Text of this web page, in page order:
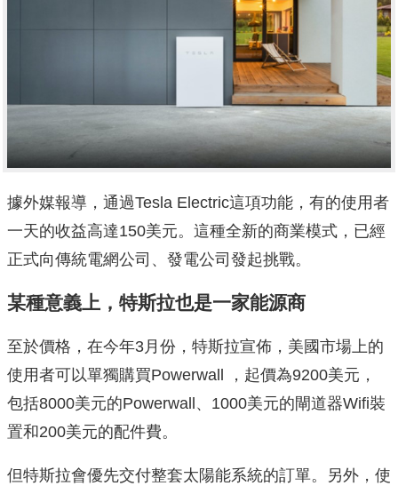
據外媒報導，通過Tesla Electric這項功能，有的使用者
一天的收益高達150美元。這種全新的商業模式，已經
正式向傳統電網公司、發電公司發起挑戰。
某種意義上，特斯拉也是一家能源商
至於價格，在今年3月份，特斯拉宣佈，美國市場上的
使用者可以單獨購買Powerwall ，起價為9200美元，
包括8000美元的Powerwall、1000美元的閘道器Wifi裝
置和200美元的配件費。
但特斯拉會優先交付整套太陽能系統的訂單。另外，使